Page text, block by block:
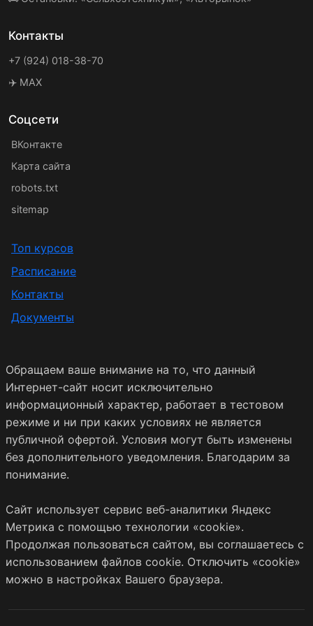
Контакты
+7 (924) 018-38-70
✈️ MAX
Соцсети
ВКонтакте
Карта сайта
robots.txt
sitemap
Топ курсов
Расписание
Контакты
Документы
Обращаем ваше внимание на то, что данный
Интернет-сайт носит исключительно
информационный характер, работает в тестовом
режиме и ни при каких условиях не является
публичной офертой. Условия могут быть изменены
без дополнительного уведомления. Благодарим за
понимание.
Сайт использует сервис веб-аналитики Яндекс
Метрика с помощью технологии «cookie».
Продолжая пользоваться сайтом, вы соглашаетесь с
использованием файлов cookie. Отключить «cookie»
можно в настройках Вашего браузера.